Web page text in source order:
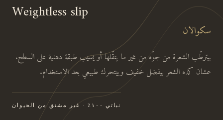
Weightless slip
سكوالان
بيترطّب الشعرة من جوّه من غير ما يتقّلها أو يسيب طبقة دهنية على السطح.
عشان كده الشعر بيفضل خفيف وبيتحرك طبيعي بعد الاستخدام.
نباتي ١٠٠٪ · غير مشتق من الحيوان